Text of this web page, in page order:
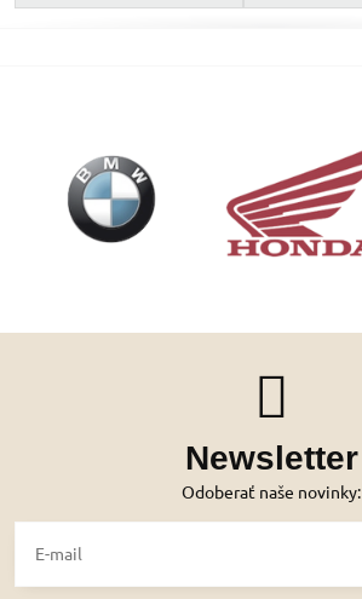
Newsletter
Odoberať naše novinky: